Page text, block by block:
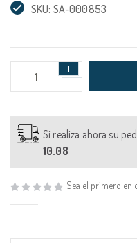
SKU: SA-000853
Si realiza ahora su
10.08
Sea el primero en